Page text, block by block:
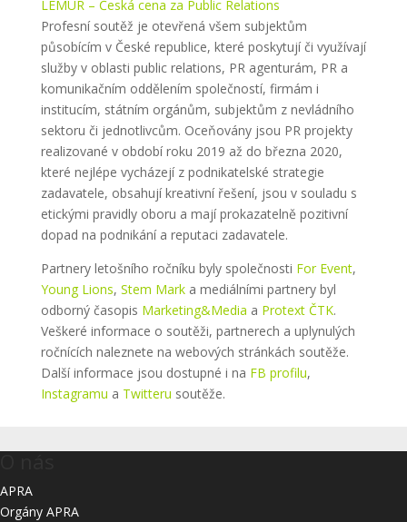
LEMUR – Česká cena za Public Relations
Profesní soutěž je otevřená všem subjektům
působícím v České republice, které poskytují či využívají
služby v oblasti public relations, PR agenturám, PR a
komunikačním oddělením společností, firmám i
institucím, státním orgánům, subjektům z nevládního
sektoru či jednotlivcům. Oceňovány jsou PR projekty
realizované v období roku 2019 až do března 2020,
které nejlépe vycházejí z podnikatelské strategie
zadavatele, obsahují kreativní řešení, jsou v souladu s
etickými pravidly oboru a mají prokazatelně pozitivní
dopad na podnikání a reputaci zadavatele.
Partnery letošního ročníku byly společnosti For Event,
Young Lions, Stem Marka mediálními partnery byl
odborný časopis Marketing&Media a Protext ČTK.
Veškeré informace o soutěži, partnerech a uplynulých
ročnících naleznete na webových stránkách soutěže.
Další informace jsou dostupné i na FB profilu,
Instagramu a Twitteru soutěže.
APRA
Orgány APRA